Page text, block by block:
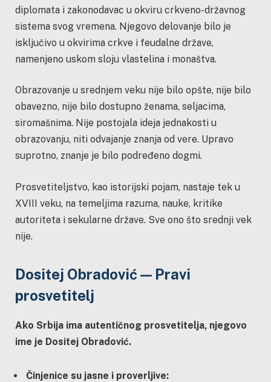
diplomata i zakonodavac u okviru crkveno-državnog
sistema svog vremena. Njegovo delovanje bilo je
isključivo u okvirima crkve i feudalne države,
namenjeno uskom sloju vlastelina i monaštva.
Obrazovanje u srednjem veku nije bilo opšte, nije bilo
obavezno, nije bilo dostupno ženama, seljacima,
siromašnima. Nije postojala ideja jednakosti u
obrazovanju, niti odvajanje znanja od vere. Upravo
suprotno, znanje je bilo podređeno dogmi.
Prosvetiteljstvo, kao istorijski pojam, nastaje tek u
XVIII veku, na temeljima razuma, nauke, kritike
autoriteta i sekularne države. Sve ono što srednji vek
nije.
Dositej Obradović — Pravi
prosvetitelj
Ako Srbija ima autentičnog prosvetitelja, njegovo
ime je Dositej Obradović.
Činjenice su jasne i proverljive: